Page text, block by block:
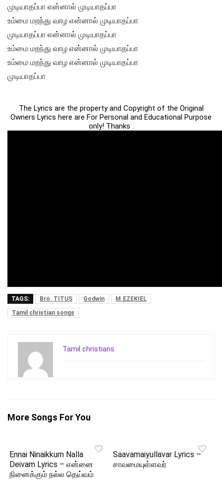
முடியாதப்பா என்னால் முடியாதப்பா
உம்மை மறந்து வாழ என்னால் முடியாதப்பா
முடியாதப்பா என்னால் முடியாதப்பா
உம்மை மறந்து வாழ என்னால் முடியாதப்பா
உம்மை மறந்து வாழ என்னால் முடியாதப்பா
முடியாதப்பா
The Lyrics are the property and Copyright of the Original
Owners Lyrics here are For Personal and Educational Purpose
only! Thanks .
TAGS: Bro. TITUS Godwin
M.EZEKIEL
Tamil christian songs
Tamil christians
More Songs For You
Ennai Ninaikkum Nalla
Deivam Lyrics – என்னை
நினைக்கும் நல்ல தெய்வம்
Saavamaiyullavar Lyrics –
சாவமையுள்ளவர்